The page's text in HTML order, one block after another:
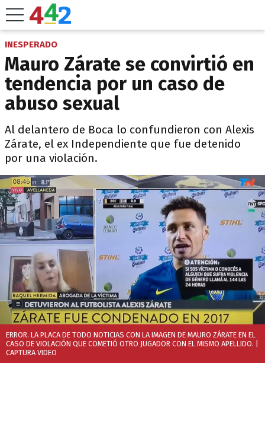
INESPERADO
Mauro Zárate se convirtió en
tendencia por un caso de
abuso sexual
Al delantero de Boca lo confundieron con Alexis
Zárate, el ex Independiente que fue detenido
por una violación.
ERROR. LA PLACA DE TODO NOTICIAS CON LA IMAGEN DE MAURO ZÁRATE EN EL
CASO DE VIOLACIÓN QUE COMETIÓ OTRO JUGADOR CON EL MISMO APELLIDO.
CAPTURA VIDEO